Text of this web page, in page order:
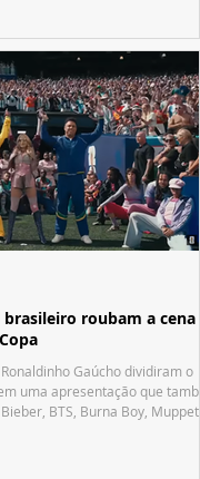
roubam a cena
Gaúcho dividiram o
uma apresentação que
BTS, Burna Boy, Muppets,